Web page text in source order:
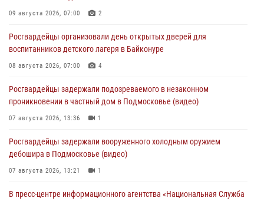
09 августа 2026, 07:00 2
Росгвардейцы организовали день открытых дверей для
воспитанников детского лагеря в Байконуре
08 августа 2026, 07:00 4
Росгвардейцы задержали подозреваемого в незаконном
проникновении в частный дом в Подмосковье (видео)
07 августа 2026, 13:36 1
Росгвардейцы задержали вооруженного холодным оружием
дебошира в Подмосковье (видео)
07 августа 2026, 13:21 1
В пресс-центре информационного агентства «Национальная Служба